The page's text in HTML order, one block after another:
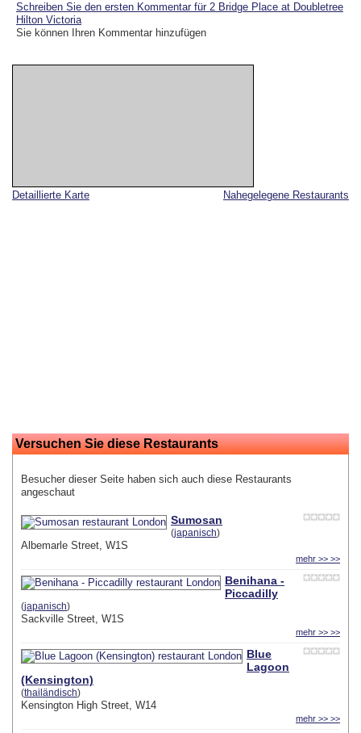
Nahegelegene Restaurants
Detaillierte Karte
Versuchen Sie diese Restaurants
Besucher dieser Seite haben sich auch diese Restaurants
angeschaut
Sumosan
(japanisch)
Albemarle Street, W1S
mehr >> >>
Benihana -
Piccadilly
(japanisch)
Sackville Street, W1S
mehr >> >>
Blue
Lagoon
(Kensington)
(thailändisch)
Kensington High Street, W14
mehr >> >>
Schreiben Sie den ersten Kommentar für 2 Bridge Place at Doubletree
Hilton Victoria
Sie können Ihren Kommentar hinzufügen